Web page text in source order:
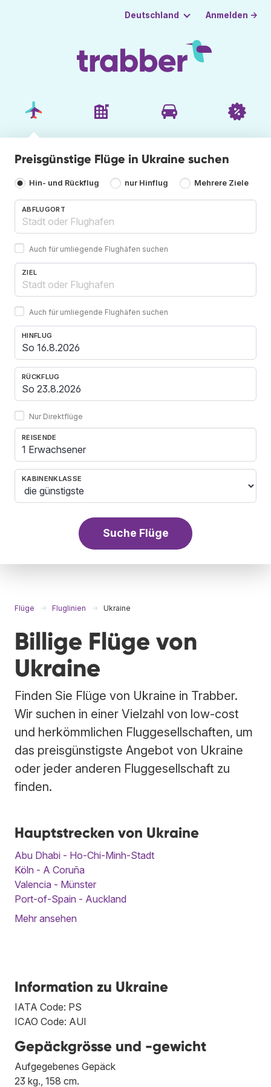
Deutschland Anmelden →
Preisgünstige Flüge in Ukraine suchen
Hin- und Rückflug nur Hinflug Mehrere Ziele
ABFLUGORT
Auch für umliegende Flughäfen suchen
ZIEL
Auch für umliegende Flughäfen suchen
HINFLUG
RÜCKFLUG
Nur Direktflüge
REISENDE
1 Erwachsener
KABINENKLASSE
Suche Flüge
Flüge Fluglinien Ukraine
Billige Flüge von
Ukraine
Finden Sie Flüge von Ukraine in Trabber.
Wir suchen in einer Vielzahl von low-cost
und herkömmlichen Fluggesellschaften, um
das preisgünstigste Angebot von Ukraine
oder jeder anderen Fluggesellschaft zu
finden.
Hauptstrecken von Ukraine
Abu Dhabi - Ho-Chi-Minh-Stadt
Köln - A Coruña
Valencia - Münster
Port-of-Spain - Auckland
Mehr ansehen
Information zu Ukraine
IATA Code: PS
ICAO Code: AUI
Gepäckgrösse und -gewicht
Aufgegebenes Gepäck
23 kg., 158 cm.